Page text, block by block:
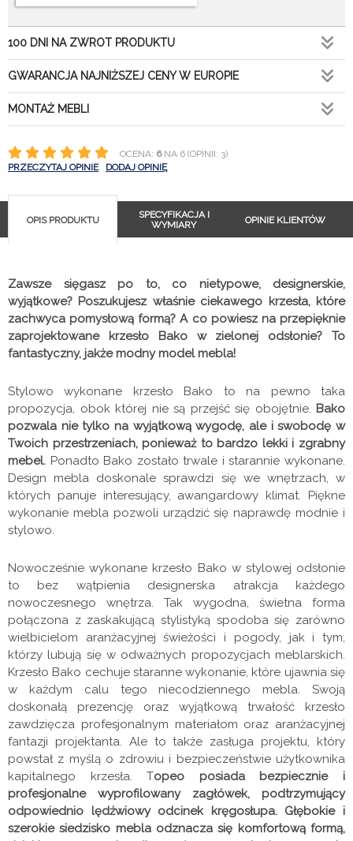
100 DNI NA ZWROT PRODUKTU
GWARANCJA NAJNIŻSZEJ CENY W EUROPIE
MONTAŻ MEBLI
OCENA: 6NA 6 (OPINII: 3)
PRZECZYTAJ OPINIE
DODAJ OPINIĘ
OPIS PRODUKTU
SPECYFIKACJA I
WYMIARY
OPINIE KLIENTÓW
Zawsze sięgasz po to, co nietypowe, designerskie,
wyjątkowe? Poszukujesz właśnie ciekawego krzesła, które
zachwyca pomysłową formą? A co powiesz na przepięknie
zaprojektowane krzesło Bako w zielonej odsłonie? To
fantastyczny, jakże modny model mebla!
Stylowo wykonane krzesło Bako to na pewno taka
propozycja, obok której nie są przejść się obojętnie. Bako
pozwala nie tylko na wyjątkową wygodę, ale i swobodę w
Twoich przestrzeniach, ponieważ to bardzo lekki i zgrabny
mebel. Ponadto Bako zostało trwale i starannie wykonane.
Design mebla doskonale sprawdzi się we wnętrzach, w
których panuje interesujący, awangardowy klimat. Piękne
wykonanie mebla pozwoli urządzić się naprawdę modnie i
stylowo.
Nowocześnie wykonane krzesło Bako w stylowej odsłonie
to bez wątpienia designerska atrakcja każdego
nowoczesnego wnętrza. Tak wygodna, świetna forma
połączona z zaskakującą stylistyką spodoba się zarówno
wielbicielom aranżacyjnej świeżości i pogody, jak i tym,
którzy lubują się w odważnych propozycjach meblarskich.
Krzesło Bako cechuje staranne wykonanie, które ujawnia się
w każdym calu tego niecodziennego mebla. Swoją
doskonałą prezencję oraz wyjątkową trwałość krzesło
zawdzięcza profesjonalnym materiałom oraz aranżacyjnej
fantazji projektanta. Ale to także zasługa projektu, który
powstał z myślą o zdrowiu i bezpieczeństwie użytkownika
kapitalnego krzesła. Topeo posiada bezpiecznie i
profesjonalne wyprofilowany zagłówek, podtrzymujący
odpowiednio lędźwiowy odcinek kręgosłupa. Głębokie i
szerokie siedzisko mebla odznacza się komfortową formą,